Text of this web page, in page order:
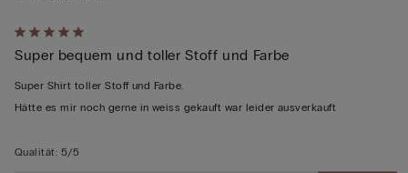
Mit
5
von
5
Super bequem und toller Stoff und Farbe
Super Shirt toller Stoff und Farbe.
Hätte es mir noch gerne in weiss gekauft war leider ausverkauft
Qualität: 5/5